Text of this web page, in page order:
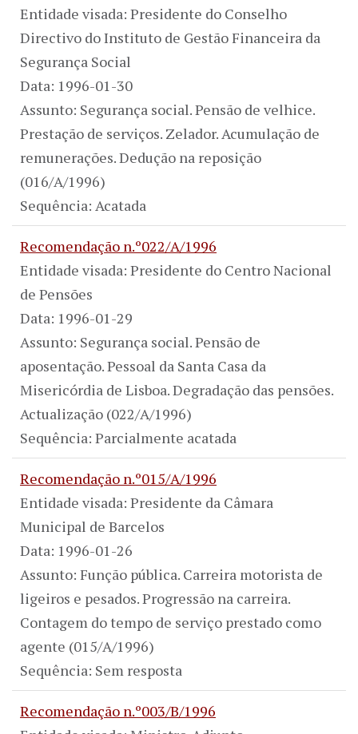
Entidade visada: Presidente do Conselho
Directivo do Instituto de Gestão Financeira da
Segurança Social
Data: 1996-01-30
Assunto: Segurança social. Pensão de velhice.
Prestação de serviços. Zelador. Acumulação de
remunerações. Dedução na reposição
(016/A/1996)
Sequência: Acatada
Recomendação n.º022/A/1996
Entidade visada: Presidente do Centro Nacional
de Pensões
Data: 1996-01-29
Assunto: Segurança social. Pensão de
aposentação. Pessoal da Santa Casa da
Misericórdia de Lisboa. Degradação das pensões.
Actualização (022/A/1996)
Sequência: Parcialmente acatada
Recomendação n.º015/A/1996
Entidade visada: Presidente da Câmara
Municipal de Barcelos
Data: 1996-01-26
Assunto: Função pública. Carreira motorista de
ligeiros e pesados. Progressão na carreira.
Contagem do tempo de serviço prestado como
agente (015/A/1996)
Sequência: Sem resposta
Recomendação n.º003/B/1996